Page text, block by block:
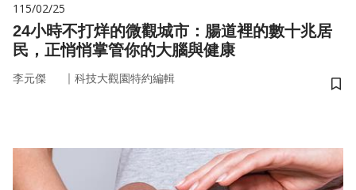
115/02/25
24小時不打烊的微觀城市：腸道裡的數十兆居
民，正悄悄掌管你的大腦與健康
李元傑 ｜ 科技大觀園特約編輯
儲